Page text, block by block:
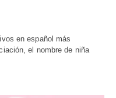
en español más
el nombre de niña